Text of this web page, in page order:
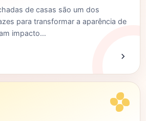
de casas são um dos
para transformar a aparência de
impacto…